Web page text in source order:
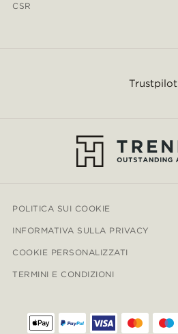
CSR
Trustpilot
POLITICA SUI COOKIE
INFORMATIVA SULLA PRIVACY
COOKIE PERSONALIZZATI
TERMINI E CONDIZIONI